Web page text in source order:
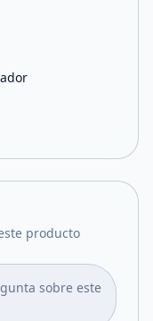
producto
sobre este